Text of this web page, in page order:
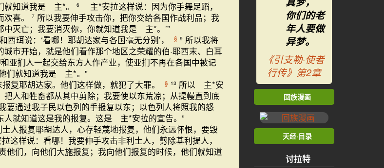
就知道我是 主*。
6
主*安拉这样说：因为你手舞足蹈，
喜。
7 所以我要伸手攻击你，把你交给各国作战利品；我
中灭亡；我要消灭你，你就知道我是 主*。’”
珥说：‘看哪！耶胡达家与各国毫无分别’， § 9 所以我将
市开始，就是他们看作那个地区之荣耀的伯·耶西末、白耳
亚扪人一起交给东方人作产业，使亚扪不再在各国中被记
们就知道我是 主*。”
复耶胡达家。他们这样做，就犯了大罪。 § 13 所以 主*安
人和牲畜都从其中剪除；我要使以东荒凉；从提幔直到底
要通过我子民以色列的手报复以东；以色列人将照我的怒
人就知道这是我的报复。这是 主*安拉的宣告。”
人报复耶胡达人，心存轻蔑地报复，他们永远怀恨，要毁
这样说：看哪！我要伸手攻击非利士人，剪除基利提人，
他们，向他们大施报复；我向他们报复的时候，他们就知道
你们的老
年人要做
异梦。
《引支勒·使者
行传》第2章
回族漫画
天经·目录
讨拉特